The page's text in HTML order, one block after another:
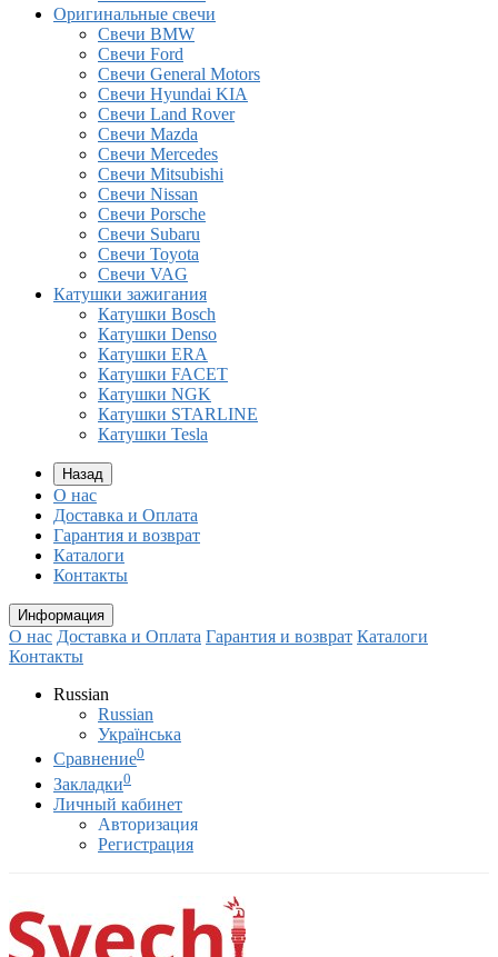
Оригинальные свечи
Свечи BMW
Свечи Ford
Свечи General Motors
Свечи Hyundai KIA
Свечи Land Rover
Свечи Mazda
Свечи Mercedes
Свечи Mitsubishi
Свечи Nissan
Свечи Porsche
Свечи Subaru
Свечи Toyota
Свечи VAG
Катушки зажигания
Катушки Bosch
Катушки Denso
Катушки ERA
Катушки FACET
Катушки NGK
Катушки STARLINE
Катушки Tesla
Назад
О нас
Доставка и Оплата
Гарантия и возврат
Каталоги
Контакты
Информация
О нас Доставка и Оплата Гарантия и возврат Каталоги
Контакты
Russian
Russian
Українська
Сравнение0
Закладки0
Личный кабинет
Авторизация
Регистрация